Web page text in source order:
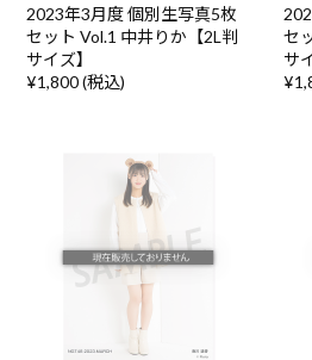
2023年3月度 個別生写真5枚
セット Vol.1 中井りか【2L判
サイズ】
¥1,800 (税込)
セ
サ